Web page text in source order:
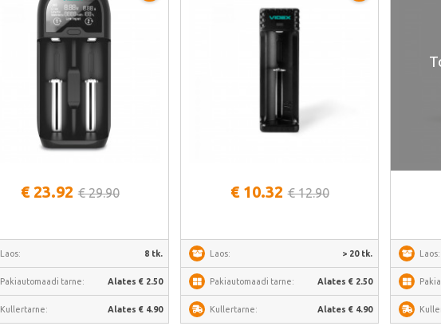
€ 23.92 € 29.90
Laos: 8 tk.
Pakiautomaadi tarne: Alates € 2.50
Kullertarne: Alates € 4.90
€ 10.32 € 12.90
Laos: > 20 tk.
Pakiautomaadi tarne: Alates € 2.50
Kullertarne: Alates € 4.90
Laos: